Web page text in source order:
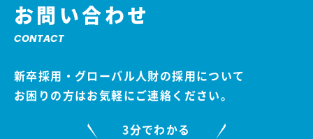
お問い合わせ
CONTACT
新卒採用・グローバル人財の採用について
お困りの方はお気軽にご連絡ください。
3分でわかる